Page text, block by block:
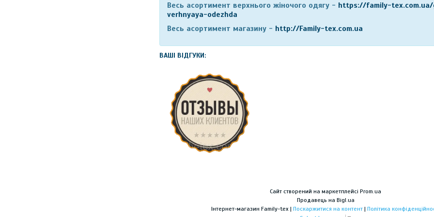
Весь асортимент верхнього жіночого одягу - https://family-tex.com.ua/
verhnyaya-odezhda
Весь асортимент магазину - http://Family-tex.com.ua
ВАШІ ВІДГУКИ:
Сайт створений на маркетплейсі Prom.ua
Продавець на Bigl.ua
Інтернет-магазин Family-tex | Поскаржитися на контент | Політика